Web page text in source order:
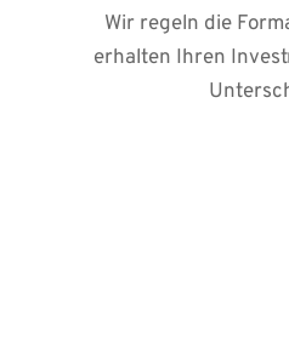
Wir regeln die
erhalten Ihren